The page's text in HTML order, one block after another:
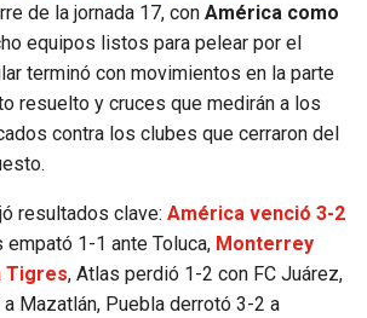
de la jornada 17, con América como
equipos listos para pelear por el
terminó con movimientos en la parte
resuelto y cruces que medirán a los
contra los clubes que cerraron del
resultados clave: América venció 3-2
empató 1-1 ante Toluca, Monterrey
Tigres, Atlas perdió 1-2 con FC Juárez,
Mazatlán, Puebla derrotó 3-2 a